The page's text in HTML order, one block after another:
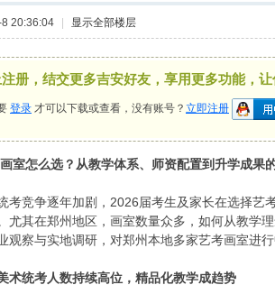
20:36:04 显示全部楼层
册，结交更多吉安好友，享用更多功能，
登录 才可以下载或查看，没有账号？ 立即注册
室怎么选？从教学体系、师资配置到升学成果
考竞争逐年加剧，2026届考生及家长在选择艺
尤其在郑州地区，画室数量众多，如何从教学
观察与实地调研，对郑州本地多家艺考画室进
术统考人数持续高位，精品化教学成趋势